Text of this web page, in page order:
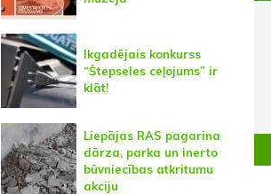
Ikgadējais konkurss
“Štepseles ceļojums” ir
klāt!
Liepājas RAS pagarina
dārza, parka un inerto
būvniecības atkritumu
akciju